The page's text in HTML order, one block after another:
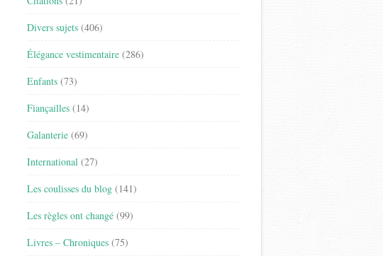
Divers sujets (406)
Élégance vestimentaire (286)
Enfants (73)
Fiançailles (14)
Galanterie (69)
International (27)
Les coulisses du blog (141)
Les règles ont changé (99)
Livres – Chroniques (75)